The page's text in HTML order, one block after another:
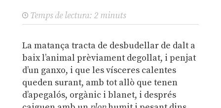
Temps de lectura: 2 minuts
La matança tracta de desbudellar de dalt a
baix l’animal prèviament degollat, i penjat
d’un ganxo, i que les vísceres calentes
queden surant, amb tot allò que tenen
d’apegalós, orgànic i blanet, i després